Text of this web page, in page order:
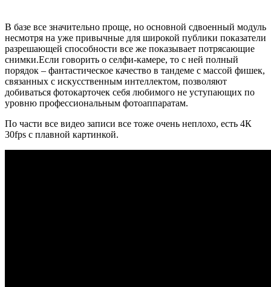
В базе все значительно проще, но основной сдвоенный модуль
несмотря на уже привычные для широкой публики показатели
разрешающей способности все же показывает потрясающие
снимки.Если говорить о селфи-камере, то с ней полный
порядок – фантастическое качество в тандеме с массой фишек,
связанных с искусственным интеллектом, позволяют
добиваться фотокарточек себя любимого не уступающих по
уровню профессиональным фотоаппаратам.
По части все видео записи все тоже очень неплохо, есть 4К
30fps с плавной картинкой.